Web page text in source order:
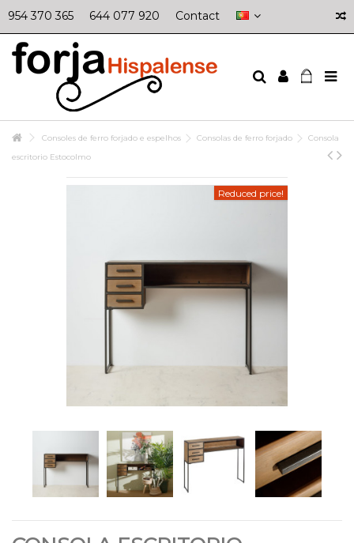
954 370 365 644 077 920 Contact
Consoles de ferro forjado e espelhos Consolas de ferro forjado
Consola
escritorio Estocolmo
Reduced price!